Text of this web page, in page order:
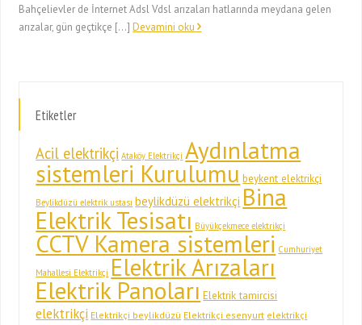
Bahçelievler de İnternet Adsl Vdsl arızaları hatlarında meydana gelen
arızalar, gün geçtikçe […]Devamini oku
Etiketler
Acil elektrikçi Ataköy Elektrikçi Aydınlatma
sistemleri Kurulumu beykent elektrikçi
Beylikdüzü elektrik ustası beylikdüzü elektrikçi Bina
Elektrik Tesisatı Büyükçekmece elektrikçi
CCTV Kamera sistemleri Cumhuriyet
Mahallesi Elektrikçi Elektrik Arızaları
Elektrik Panoları Elektrik tamircisi
elektrikçi Elektrikçi beylikdüzü Elektrikçi esenyurt elektrikçi